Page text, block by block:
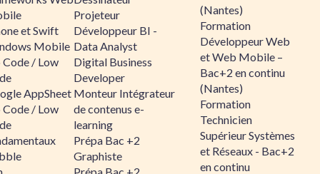
et Swift
Mobile
/ Low
AppSheet
/ Low
Projeteur
Développeur BI -
Data Analyst
Digital Business
Developer
Monteur Intégrateur
de contenus e-
learning
Prépa Bac +2
Graphiste
(Nantes)
Formation
Développeur Web
et Web Mobile –
Bac+2 en continu
(Nantes)
Formation
Technicien
Supérieur Systèmes
et Réseaux - Bac+2
en continu